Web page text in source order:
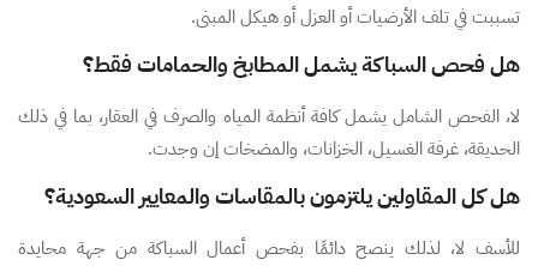
تسببت في تلف الأرضيات أو العزل أو هيكل المبنى.
هل فحص السباكة يشمل المطابخ والحمامات فقط؟
لا، الفحص الشامل يشمل كافة أنظمة المياه والصرف في العقار، بما في ذلك
الحديقة، غرفة الغسيل، الخزانات، والمضخات إن وجدت.
هل كل المقاولين يلتزمون بالمقاسات والمعايير السعودية؟
للأسف لا، لذلك ينصح دائمًا بفحص أعمال السباكة من جهة محايدة